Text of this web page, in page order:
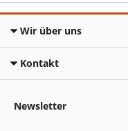
Wir über uns
Kontakt
Newsletter